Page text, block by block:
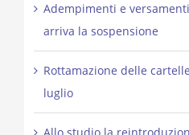
Adempimenti e
arriva la sospensione
Rottamazione delle
luglio